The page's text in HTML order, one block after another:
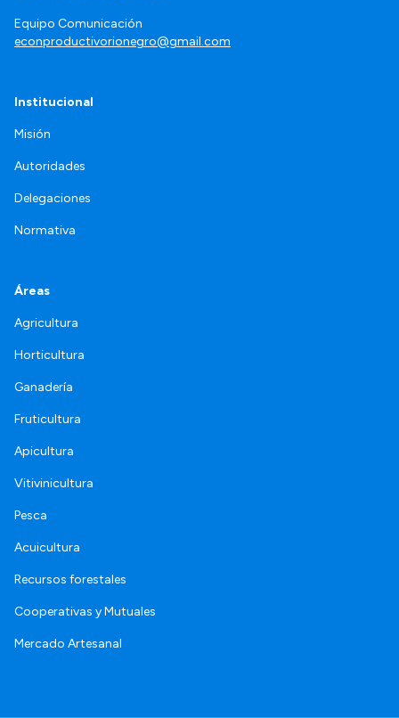
Equipo Comunicación
econproductivorionegro@gmail.com
Institucional
Misión
Autoridades
Delegaciones
Normativa
Áreas
Agricultura
Horticultura
Ganadería
Fruticultura
Apicultura
Vitivinicultura
Pesca
Acuicultura
Recursos forestales
Cooperativas y Mutuales
Mercado Artesanal